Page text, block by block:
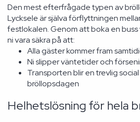
Den mest efterfrågade typen av
Lycksele är själva förflyttningen
festlokalen. Genom att boka en
ni vara säkra på att:
Alla gäster kommer fram
Ni slipper väntetider och
Transporten blir en trevlig
bröllopsdagen
Helhetslösning för hela